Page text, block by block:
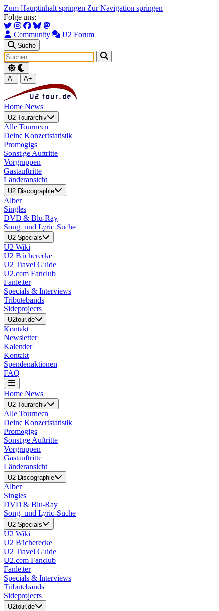
Zum Hauptinhalt springen Zur Navigation springen
Folge uns:
Community U2 Forum
Suche
A- A+
Home News
U2 Tourarchiv
Alle Tourneen
Deine Konzertstatistik
Promogigs
Sonstige Auftritte
Vorgruppen
Gastauftritte
Länderansicht
U2 Discographie
Alben
Singles
DVD & Blu-Ray
Song- und Lyric-Suche
U2 Specials
U2 Wiki
U2 Bücherecke
U2 Travel Guide
U2.com Fanclub
Fanletter
Specials & Interviews
Tributebands
Sideprojects
U2tour.de
Kontakt
Newsletter
Kalender
Kontakt
Spendenaktionen
FAQ
Home News
U2 Tourarchiv
Alle Tourneen
Deine Konzertstatistik
Promogigs
Sonstige Auftritte
Vorgruppen
Gastauftritte
Länderansicht
U2 Discographie
Alben
Singles
DVD & Blu-Ray
Song- und Lyric-Suche
U2 Specials
U2 Wiki
U2 Bücherecke
U2 Travel Guide
U2.com Fanclub
Fanletter
Specials & Interviews
Tributebands
Sideprojects
U2tour.de